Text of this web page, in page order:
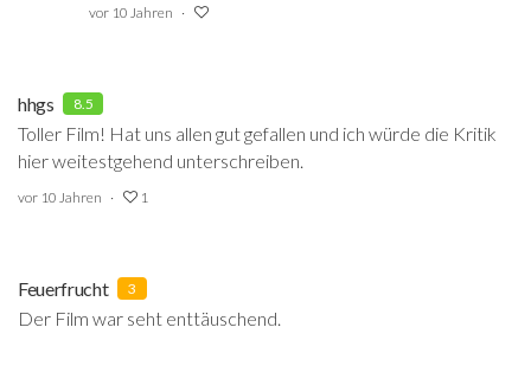
vor 10 Jahren
hhgs 8.5
Toller Film! Hat uns allen gut gefallen und ich würde die Kritik
hier weitestgehend unterschreiben.
vor 10 Jahren 1
Feuerfrucht 3
Der Film war seht enttäuschend.